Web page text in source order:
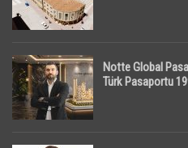
Notte Global
Türk Pasaportu